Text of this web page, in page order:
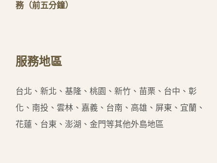
務（前五分鐘）
服務地區
台北、新北、基隆、桃園、新竹、苗栗、台中、彰
化、南投、雲林、嘉義、台南、高雄、屏東、宜蘭、
花蓮、台東、澎湖、金門等其他外島地區